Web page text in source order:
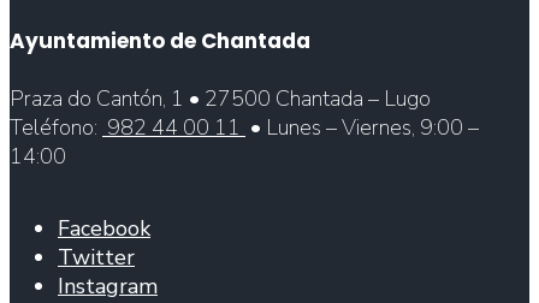
Ayuntamiento de Chantada
Praza do Cantón, 1 • 27500 Chantada – Lugo
Teléfono: 982 44 00 11 • Lunes – Viernes, 9:00 –
14:00
Facebook
Twitter
Instagram